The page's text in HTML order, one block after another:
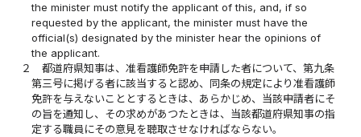
the minister must notify the applicant of this, and, if so
requested by the applicant, the minister must have the
official(s) designated by the minister hear the opinions of
the applicant.
２
都道府県知事は、准看護師免許を申請した者について、第九条
第三号に掲げる者に該当すると認め、同条の規定により准看護師
免許を与えないこととするときは、あらかじめ、当該申請者にそ
の旨を通知し、その求めがあつたときは、当該都道府県知事の指
定する職員にその意見を聴取させなければならない。